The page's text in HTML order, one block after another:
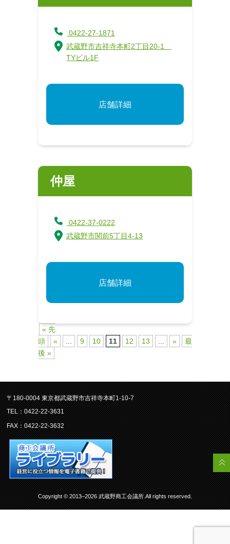
0422-27-1871
武蔵野市吉祥寺本町2丁目20-1
TYビル1F
店舗詳細
仲屋
0422-37-0222
武蔵野市関前5丁目4-13
店舗詳細
« 先
頭
« ... 9 10 11 12 13 ... »
最
後 »
〒180-0004 東京都武蔵野市吉祥寺本町1-10-7
TEL：0422-22-3631
FAX：0422-22-3632
Copyright © 2013–2026 武蔵野商工会議所.All rights reserved.